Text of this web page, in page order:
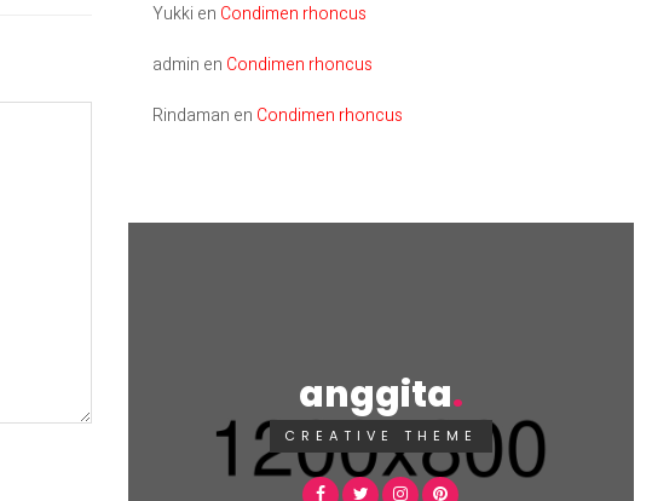
Yukki en Condimen rhoncus
admin en Condimen rhoncus
Rindaman en Condimen rhoncus
anggita
CREATIVE THEME